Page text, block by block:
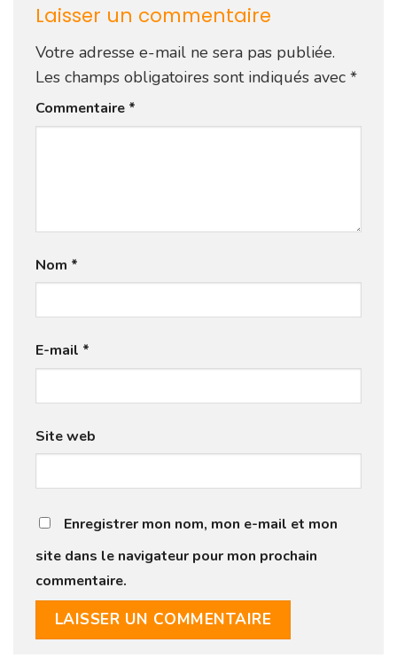
Laisser un commentaire
Votre adresse e-mail ne sera pas publiée.
Les champs obligatoires sont indiqués avec *
Commentaire *
Nom *
E-mail *
Site web
Enregistrer mon nom, mon e-mail et mon
site dans le navigateur pour mon prochain
commentaire.